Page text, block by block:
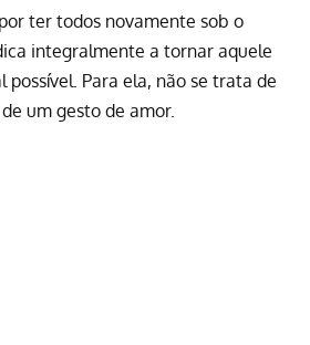
ter todos novamente sob o
integralmente a tornar aquele
possível. Para ela, não se trata de
um gesto de amor.